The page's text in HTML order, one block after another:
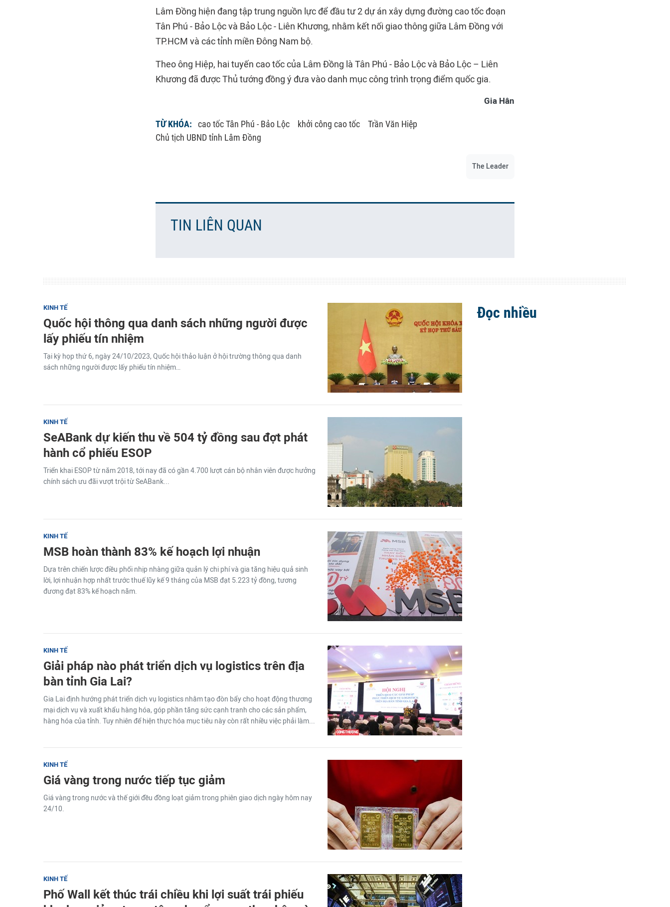
Lâm Đồng hiện đang tập trung nguồn lực để đầu tư 2 dự án xây dựng đường cao tốc đoạn
Tân Phú - Bảo Lộc và Bảo Lộc - Liên Khương, nhằm kết nối giao thông giữa Lâm Đồng với
TP.HCM và các tỉnh miền Đông Nam bộ.
Theo ông Hiệp, hai tuyến cao tốc của Lâm Đồng là Tân Phú - Bảo Lộc và Bảo Lộc – Liên
Khương đã được Thủ tướng đồng ý đưa vào danh mục công trình trọng điểm quốc gia.
Gia Hân
TỪ KHÓA: cao tốc Tân Phú - Bảo Lộc khởi công cao tốc
Trần Văn Hiệp
Chủ tịch UBND tỉnh Lâm Đồng
The Leader
TIN LIÊN QUAN
KINH TẾ
Quốc hội thông qua danh sách những người được
lấy phiếu tín nhiệm
Tại kỳ họp thứ 6, ngày 24/10/2023, Quốc hội thảo luận ở hội trường thông qua danh
sách những người được lấy phiếu tín nhiệm…
KINH TẾ
SeABank dự kiến thu về 504 tỷ đồng sau đợt phát
hành cổ phiếu ESOP
Triển khai ESOP từ năm 2018, tới nay đã có gần 4.700 lượt cán bộ nhân viên được hưởng
chính sách ưu đãi vượt trội từ SeABank...
KINH TẾ
MSB hoàn thành 83% kế hoạch lợi nhuận
Dựa trên chiến lược điều phối nhịp nhàng giữa quản lý chi phí và gia tăng hiệu quả sinh
lời, lợi nhuận hợp nhất trước thuế lũy kế 9 tháng của MSB đạt 5.223 tỷ đồng, tương
đương đạt 83% kế hoạch năm.
KINH TẾ
Giải pháp nào phát triển dịch vụ logistics trên địa
bàn tỉnh Gia Lai?
Gia Lai định hướng phát triển dịch vụ logistics nhằm tạo đòn bẩy cho hoạt động thương
mại dịch vụ và xuất khẩu hàng hóa, góp phần tăng sức cạnh tranh cho các sản phẩm,
hàng hóa của tỉnh. Tuy nhiên để hiện thực hóa mục tiêu này còn rất nhiều việc phải làm...
KINH TẾ
Giá vàng trong nước tiếp tục giảm
Giá vàng trong nước và thế giới đều đồng loạt giảm trong phiên giao dịch ngày hôm nay
24/10.
KINH TẾ
Phố Wall kết thúc trái chiều khi lợi suất trái phiếu
Đọc nhiều